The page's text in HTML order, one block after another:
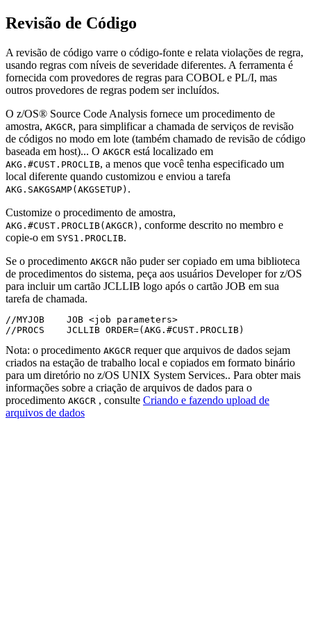
Revisão de Código
A revisão de código varre o código-fonte e relata violações de regra,
usando regras com níveis de severidade diferentes. A ferramenta é
fornecida com provedores de regras para COBOL e PL/I, mas
outros provedores de regras podem ser incluídos.
O z/OS® Source Code Analysis fornece um procedimento de
amostra, AKGCR, para simplificar a chamada de serviços de revisão
de códigos no modo em lote (também chamado de revisão de código
baseada em host)... O AKGCR está localizado em
AKG.#CUST.PROCLIB, a menos que você tenha especificado um
local diferente quando customizou e enviou a tarefa
AKG.SAKGSAMP(AKGSETUP) .
Customize o procedimento de amostra,
AKG.#CUST.PROCLIB(AKGCR) , conforme descrito no membro e
copie-o em SYS1.PROCLIB.
Se o procedimento AKGCR não puder ser copiado em uma biblioteca
de procedimentos do sistema, peça aos usuários Developer for z/OS
para incluir um cartão JCLLIB logo após o cartão JOB em sua
tarefa de chamada.
//MYJOB    JOB <job parameters>
//PROCS    JCLLIB ORDER=(AKG.#CUST.PROCLIB)
Nota: o procedimento AKGCR requer que arquivos de dados sejam
criados na estação de trabalho local e copiados em formato binário
para um diretório no z/OS UNIX System Services.. Para obter mais
informações sobre a criação de arquivos de dados para o
procedimento AKGCR , consulte Criando e fazendo upload de
arquivos de dados